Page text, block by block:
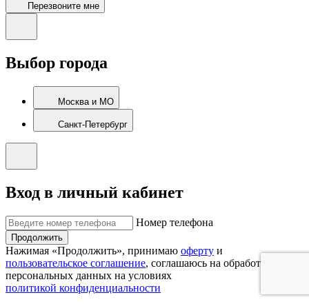
Перезвоните мне
Выбор города
Москва и МО
Санкт-Петербург
Вход в личный кабинет
Номер телефона
Продолжить
Нажимая «Продолжить», принимаю оферту и
пользовательское соглашение, соглашаюсь на обработку
персональных данных на условиях
политикой конфиденциальности